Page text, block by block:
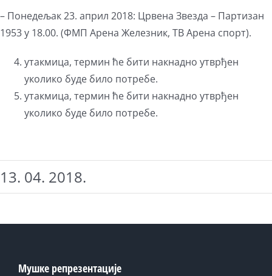
– Понедељак 23. април 2018: Црвена Звезда – Партизан
1953 у 18.00. (ФМП Арена Железник, ТВ Арена спорт).
утакмица, термин ће бити накнадно утврђен
уколико буде било потребе.
утакмица, термин ће бити накнадно утврђен
уколико буде било потребе.
13. 04. 2018.
Мушке репрезентације